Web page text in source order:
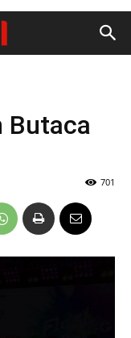
Butaca
701